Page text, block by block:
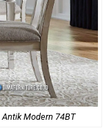
Modern 74BT